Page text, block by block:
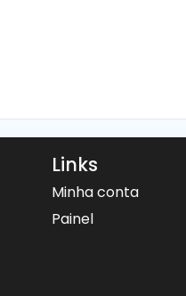
Links
Minha conta
Painel